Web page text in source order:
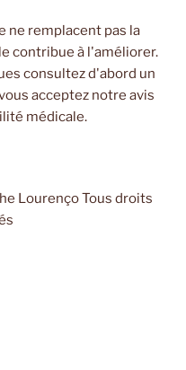
ne remplacent pas la
contribue à l'améliorer.
consultez d'abord un
acceptez notre avis
médicale.
Lourenço Tous droits